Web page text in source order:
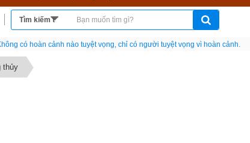
như không chịu học tập thì cho dù đi vạn dặm đường cũng chỉ là anh đưa thư.
thủy